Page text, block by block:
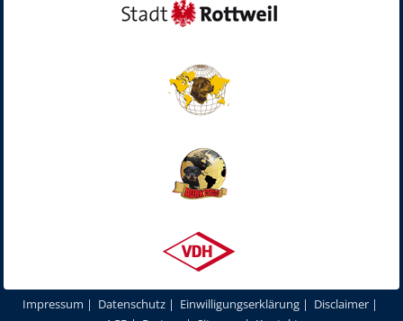
Impressum | Datenschutz | Einwilligungserklärung | Disclaimer |